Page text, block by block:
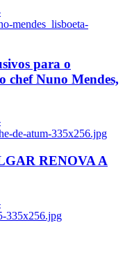
mendes_lisboeta-
para o
chef Nuno Mendes,
de-atum-335x256.jpg
RENOVA A
335x256.jpg